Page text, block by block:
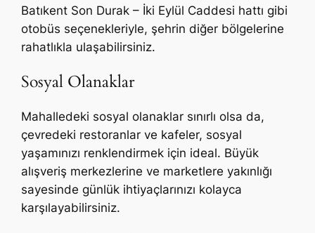
Batıkent Son Durak – İki Eylül Caddesi hattı gibi
otobüs seçenekleriyle, şehrin diğer bölgelerine
rahatlıkla ulaşabilirsiniz.
Sosyal Olanaklar
Mahalledeki sosyal olanaklar sınırlı olsa da,
çevredeki restoranlar ve kafeler, sosyal
yaşamınızı renklendirmek için ideal. Büyük
alışveriş merkezlerine ve marketlere yakınlığı
sayesinde günlük ihtiyaçlarınızı kolayca
karşılayabilirsiniz.